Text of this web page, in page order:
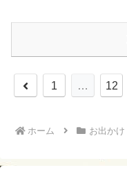
前
1 … 12
ホーム お出かけ